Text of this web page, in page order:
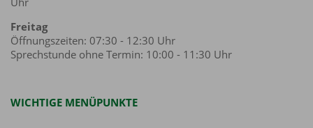
Freitag
Öffnungszeiten: 07:30 - 12:30 Uhr
Sprechstunde ohne Termin: 10:00 - 11:30 Uhr
WICHTIGE MENÜPUNKTE